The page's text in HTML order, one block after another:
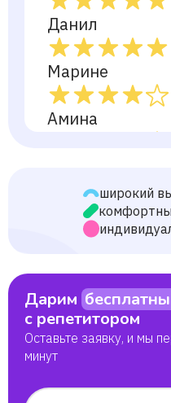
Данил
Марине
Амина
Маша
Диана
Валерий
широкий
Дарим
с репетитором
Оставьте заявку, и мы
минут